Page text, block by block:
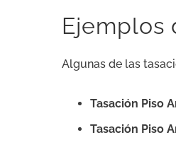
Ejemplos
Algunas de las
Tasación Piso
Tasación Piso